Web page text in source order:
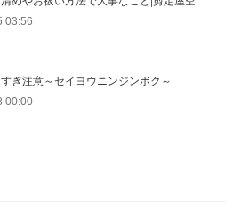
03:56
ぎ注意～セイヨウニンジンボク～
00:00